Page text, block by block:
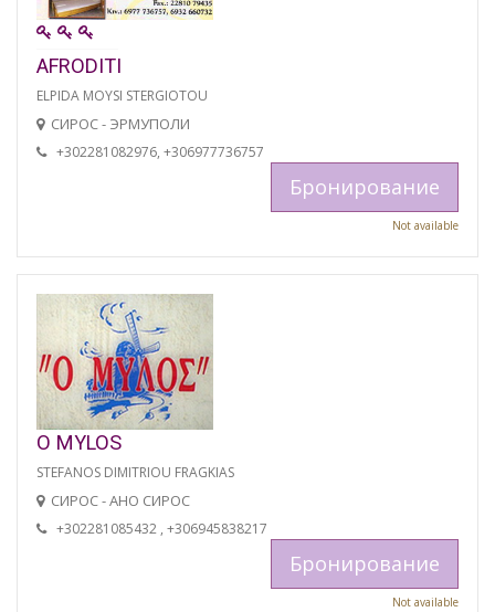
AFRODITI
ELPIDA MOYSI STERGIOTOU
СИРОС - ЭРМУПОЛИ
+302281082976, +306977736757
Бронирование
Not available
O MYLOS
STEFANOS DIMITRIOU FRAGKIAS
СИРОС - АНО СИРОС
+302281085432 , +306945838217
Бронирование
Not available